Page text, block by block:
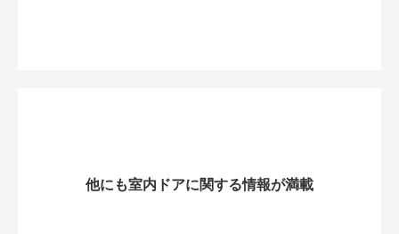
他にも室内ドアに関する情報が満載